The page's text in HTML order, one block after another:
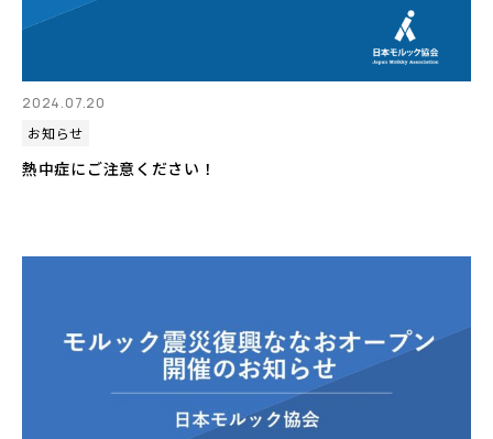
2024.07.20
お知らせ
熱中症にご注意ください！